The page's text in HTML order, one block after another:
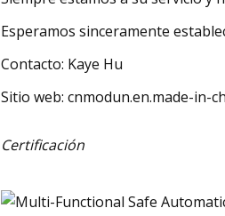
Esperamos sinceramente
Contacto: Kaye Hu
Sitio web: cnmodun.en.made-in-
Certificación